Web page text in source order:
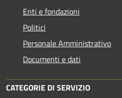
Enti e fondazioni
Politici
Personale Amministrativo
Documenti e dati
CATEGORIE DI SERVIZIO